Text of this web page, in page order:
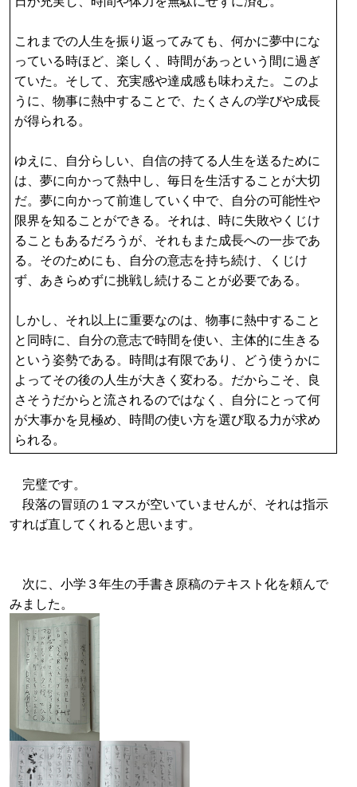
これまでの人生を振り返ってみても、何かに夢中にな
っている時ほど、楽しく、時間があっという間に過ぎ
ていた。そして、充実感や達成感も味わえた。このよ
うに、物事に熱中することで、たくさんの学びや成長
が得られる。
ゆえに、自分らしい、自信の持てる人生を送るために
は、夢に向かって熱中し、毎日を生活することが大切
だ。夢に向かって前進していく中で、自分の可能性や
限界を知ることができる。それは、時に失敗やくじけ
ることもあるだろうが、それもまた成長への一歩であ
る。そのためにも、自分の意志を持ち続け、くじけ
ず、あきらめずに挑戦し続けることが必要である。
しかし、それ以上に重要なのは、物事に熱中すること
と同時に、自分の意志で時間を使い、主体的に生きる
という姿勢である。時間は有限であり、どう使うかに
よってその後の人生が大きく変わる。だからこそ、良
さそうだからと流されるのではなく、自分にとって何
が大事かを見極め、時間の使い方を選び取る力が求め
られる。
完璧です。
段落の冒頭の１マスが空いていませんが、それは指示
すれば直してくれると思います。
次に、小学３年生の手書き原稿のテキスト化を頼んで
みました。